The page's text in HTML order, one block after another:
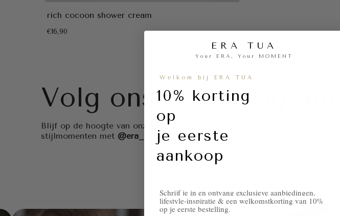
rich cocoon shower cream
€16,90
Volg ons opInstagram
Blijf op de hoogte van onze nieuwste producten, lifestyle inspiratie &
stijlmomenten met @era_tua_officialen wie weet delen we jouw post!
ERA TUA
Your ERA, Your MOMENT
Welkom bij ERA TUA
10% korting
op
je eerste
aankoop
Schrijf je in en ontvang exclusieve aanbiedingen,
lifestyle-inspiratie & een welkomstkorting van 10%
op je eerste bestelling.